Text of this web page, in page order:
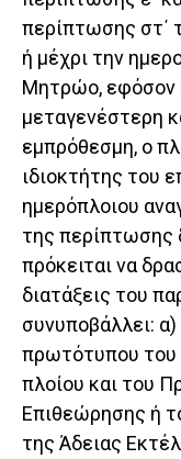
περίπτωσης στ΄
ή μέχρι την
Μητρώο, εφόσον
μεταγενέστερη
εμπρόθεσμη, ο
ιδιοκτήτης του
ημερόπλοιου
της περίπτωσης
πρόκειται να
διατάξεις του
συνυποβάλλει:
πρωτότυπου του
πλοίου και του
Επιθεώρησης ή
της Άδειας